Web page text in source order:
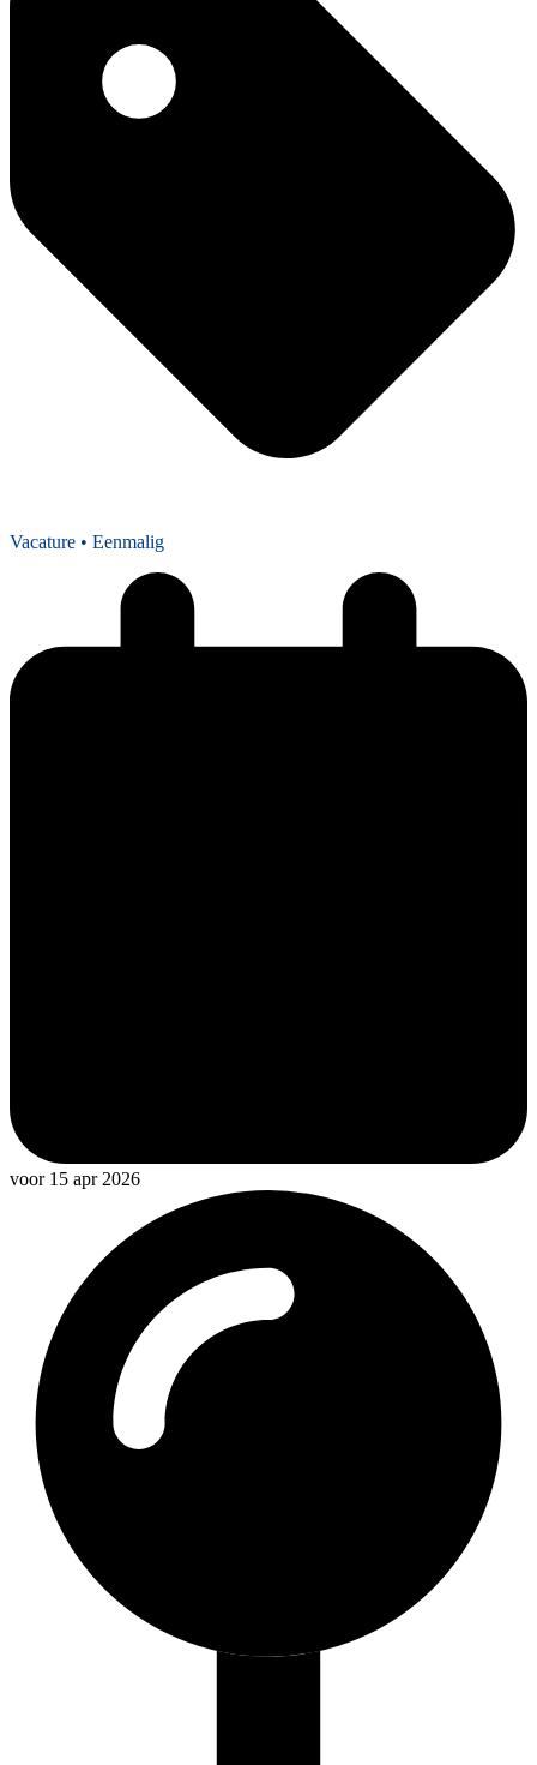
Vacature • Eenmalig
voor 15 apr 2026